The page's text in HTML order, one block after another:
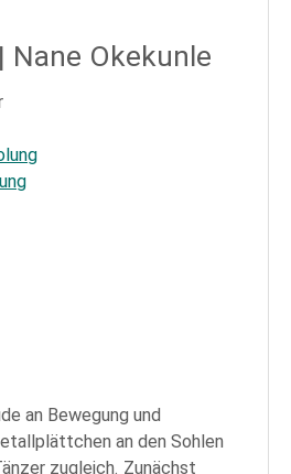
Nane Okekunle
an Bewegung und
an den Sohlen
zugleich. Zunächst